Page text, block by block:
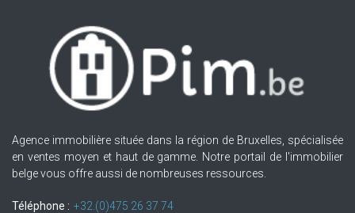
Agence immobilière située dans la région de Bruxelles, spécialisée
en ventes moyen et haut de gamme. Notre portail de l'immobilier
belge vous offre aussi de nombreuses ressources.
Téléphone : +32.(0)475 26 37 74